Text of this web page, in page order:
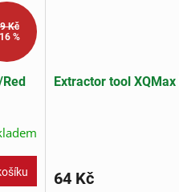
Kč
%
Extractor tool
64 Kč